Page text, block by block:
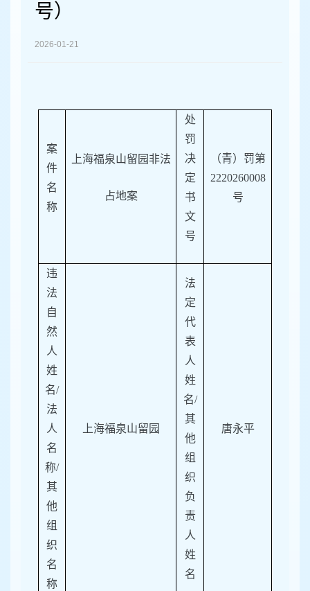
号）
2026-01-21
案
件
名
称
上海福泉山留园非法
占地案
处
罚
决
定
书
文
号
（青） 罚第
2220260008
号
违
法
自
然
人
姓
名/
法
人
名
称/
其
他
组
织
名
称
上海福泉山留园
法
定
代
表
人
姓
名/
其
他
组
织
负
责
人
姓
名
唐永平